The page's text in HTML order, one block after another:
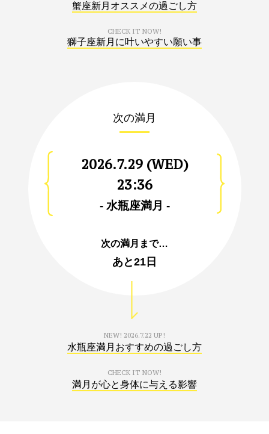
蟹座新月オススメの過ごし方
CHECK IT NOW!
獅子座新月に叶いやすい願い事
次の満月
2026.7.29 (WED)
23:36
- 水瓶座満月 -
次の満月まで…
あと21日
NEW! 2026.7.22 UP!
水瓶座満月おすすめの過ごし方
CHECK IT NOW!
満月が心と身体に与える影響